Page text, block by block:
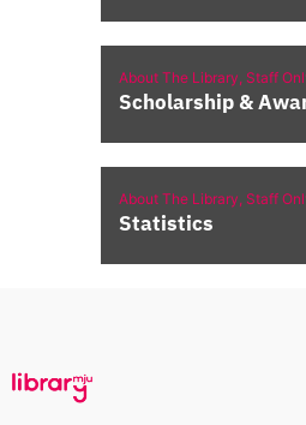
About The Library, Staff
Scholarship &
About The Library, Staff
Statistics